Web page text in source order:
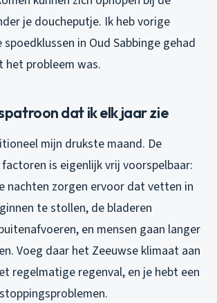
je doucheputje. Ik heb vorige
in Oud Sabbinge gehad
het probleem was.
dat ik elk jaar zie
mijn drukste maand. De
is eigenlijk vrij voorspelbaar:
nachten zorgen ervoor dat vetten in
te stollen, de bladeren
en mensen gaan langer
Voeg daar het Zeeuwse klimaat aan
regelmatige regenval, en je hebt een